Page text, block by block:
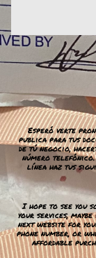
Esperó verte
publica para tus
de tú negocio,
número telefónico.
línea haz tus
I hope to see you
your services,
next website for
phone number, or
affordable